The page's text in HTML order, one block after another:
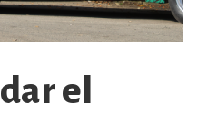
el